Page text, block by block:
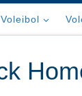
Voleibol